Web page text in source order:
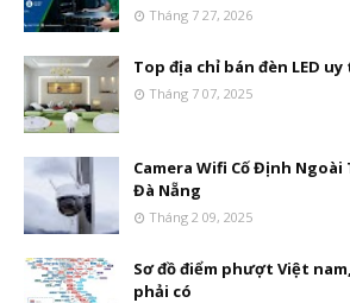
Tháng 7 27, 2026
Top địa chỉ bán đèn LED
Tháng 7 07, 2025
Camera Wifi Cố Định
Đà Nẵng
Tháng 2 09, 2025
Sơ đồ điểm phượt Việt
phải có